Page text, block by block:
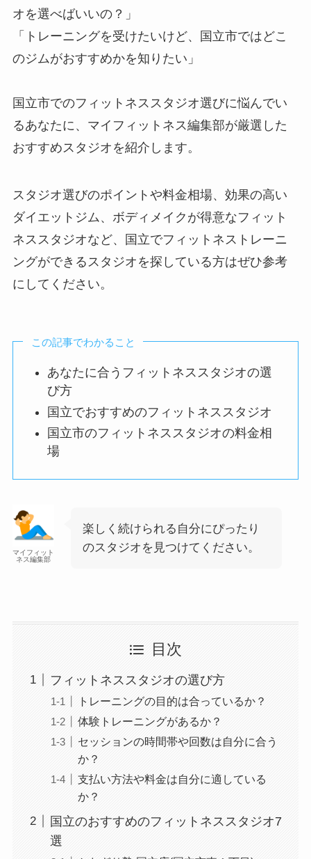
オを選べばいいの？」
「トレーニングを受けたいけど、国立市ではどこ
のジムがおすすめかを知りたい」
国立市でのフィットネススタジオ選びに悩んでい
るあなたに、マイフィットネス編集部が厳選した
おすすめスタジオを紹介します。
スタジオ選びのポイントや料金相場、効果の高い
ダイエットジム、ボディメイクが得意なフィット
ネススタジオなど、国立でフィットネストレーニ
ングができるスタジオを探している方はぜひ参考
にしてください。
この記事でわかること
あなたに合うフィットネススタジオの選
び方
国立でおすすめのフィットネススタジオ
国立市のフィットネススタジオの料金相
場
マイフィット
ネス編集部
楽しく続けられる自分にぴったり
のスタジオを見つけてください。
目次
フィットネススタジオの選び方
トレーニングの目的は合っているか？
体験トレーニングがあるか？
セッションの時間帯や回数は自分に合う
か？
支払い方法や料金は自分に適している
か？
国立のおすすめのフィットネススタジオ7
選